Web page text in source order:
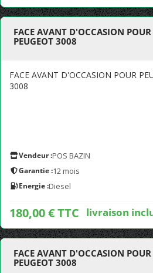
FACE AVANT D'OCCASION POUR
PEUGEOT 3008
FACE AVANT D'OCCASION POUR
3008
Vendeur :POS BAZIN
Garantie :12 mois
Energie :Diesel
180,00 € TTC livraison
FACE AVANT D'OCCASION POUR
PEUGEOT 3008